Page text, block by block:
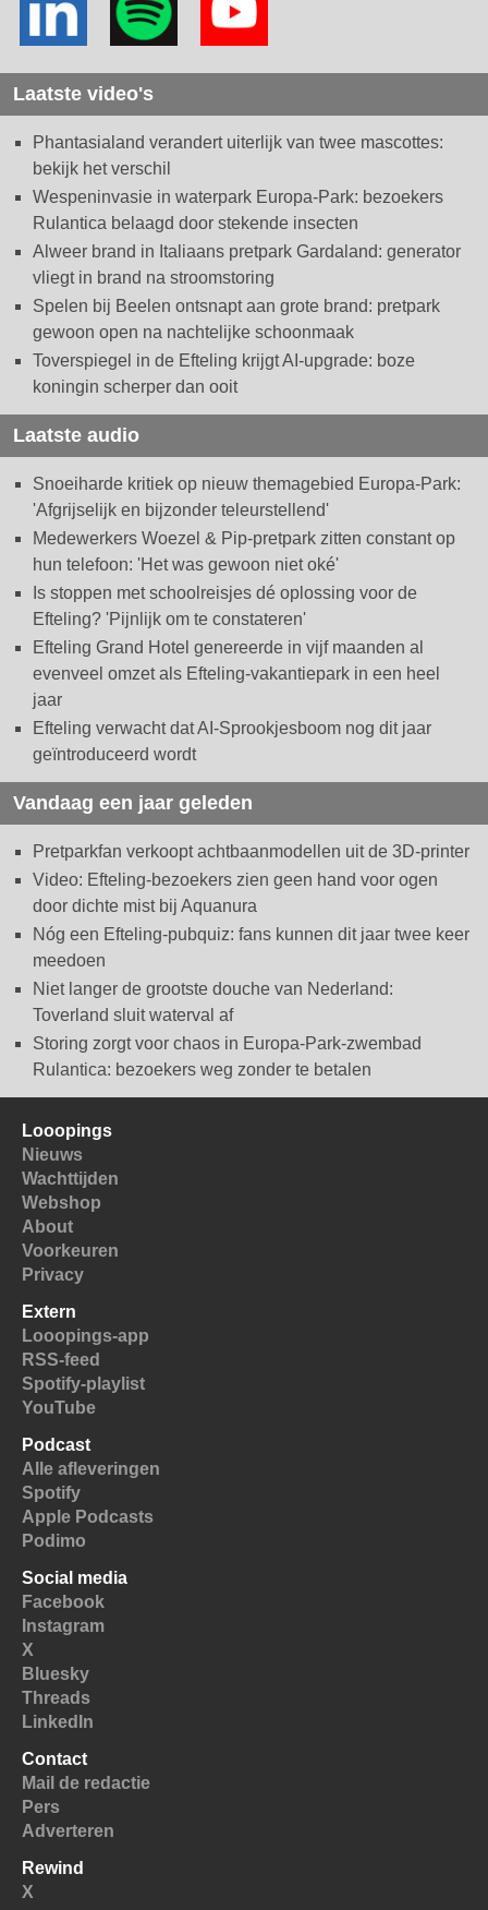
Laatste video's
Phantasialand verandert uiterlijk van twee mascottes:
bekijk het verschil
Wespeninvasie in waterpark Europa-Park: bezoekers
Rulantica belaagd door stekende insecten
Alweer brand in Italiaans pretpark Gardaland: generator
vliegt in brand na stroomstoring
Spelen bij Beelen ontsnapt aan grote brand: pretpark
gewoon open na nachtelijke schoonmaak
Toverspiegel in de Efteling krijgt AI-upgrade: boze
koningin scherper dan ooit
Laatste audio
Snoeiharde kritiek op nieuw themagebied Europa-Park:
'Afgrijselijk en bijzonder teleurstellend'
Medewerkers Woezel & Pip-pretpark zitten constant op
hun telefoon: 'Het was gewoon niet oké'
Is stoppen met schoolreisjes dé oplossing voor de
Efteling? 'Pijnlijk om te constateren'
Efteling Grand Hotel genereerde in vijf maanden al
evenveel omzet als Efteling-vakantiepark in een heel
jaar
Efteling verwacht dat AI-Sprookjesboom nog dit jaar
geïntroduceerd wordt
Vandaag een jaar geleden
Pretparkfan verkoopt achtbaanmodellen uit de 3D-printer
Video: Efteling-bezoekers zien geen hand voor ogen
door dichte mist bij Aquanura
Nóg een Efteling-pubquiz: fans kunnen dit jaar twee keer
meedoen
Niet langer de grootste douche van Nederland:
Toverland sluit waterval af
Storing zorgt voor chaos in Europa-Park-zwembad
Rulantica: bezoekers weg zonder te betalen
Looopings
Nieuws
Wachttijden
Webshop
About
Voorkeuren
Privacy
Extern
Looopings-app
RSS-feed
Spotify-playlist
YouTube
Podcast
Alle afleveringen
Spotify
Apple Podcasts
Podimo
Social media
Facebook
Instagram
X
Bluesky
Threads
LinkedIn
Contact
Mail de redactie
Pers
Adverteren
Rewind
X